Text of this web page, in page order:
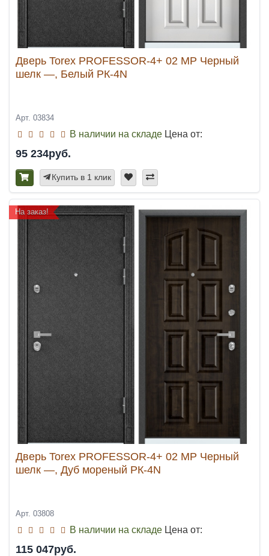
Дверь Torex PROFESSOR-4+ 02 MP Черный
шелк —, Белый РК-4N
Арт. 03834
В наличии на складе Цена от:
95 234руб.
Купить в 1 клик
На заказ!
Дверь Torex PROFESSOR-4+ 02 MP Черный
шелк —, Дуб мореный РК-4N
Арт. 03808
В наличии на складе Цена от:
115 047руб.